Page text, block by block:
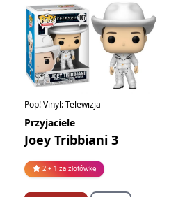
Pop! Vinyl: Telewizja
Przyjaciele
Joey Tribbiani 3
2 + 1 za złotówkę